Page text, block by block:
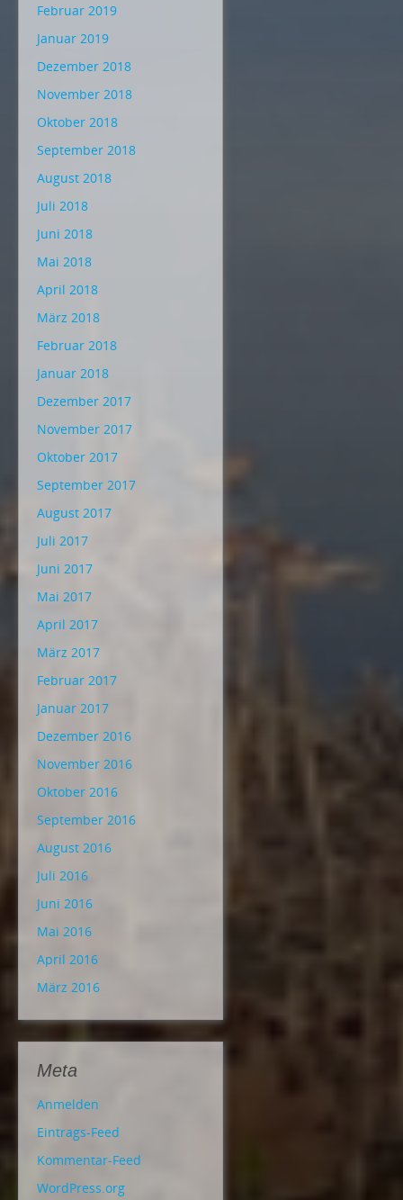
Februar 2019
Januar 2019
Dezember 2018
November 2018
Oktober 2018
September 2018
August 2018
Juli 2018
Juni 2018
Mai 2018
April 2018
März 2018
Februar 2018
Januar 2018
Dezember 2017
November 2017
Oktober 2017
September 2017
August 2017
Juli 2017
Juni 2017
Mai 2017
April 2017
März 2017
Februar 2017
Januar 2017
Dezember 2016
November 2016
Oktober 2016
September 2016
August 2016
Juli 2016
Juni 2016
Mai 2016
April 2016
März 2016
Meta
Anmelden
Eintrags-Feed
Kommentar-Feed
WordPress.org